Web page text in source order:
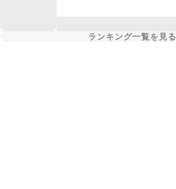
ランキング一覧を見る